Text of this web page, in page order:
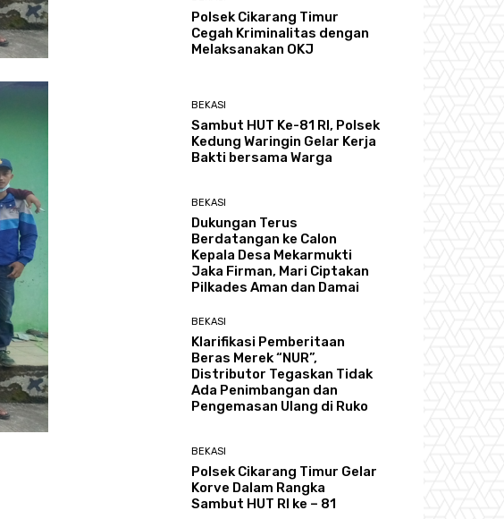
Polsek Cikarang Timur
Cegah Kriminalitas dengan
Melaksanakan OKJ
BEKASI
Sambut HUT Ke-81 RI, Polsek
Kedung Waringin Gelar Kerja
Bakti bersama Warga
BEKASI
Dukungan Terus
Berdatangan ke Calon
Kepala Desa Mekarmukti
Jaka Firman, Mari Ciptakan
Pilkades Aman dan Damai
BEKASI
Klarifikasi Pemberitaan
Beras Merek “NUR”,
Distributor Tegaskan Tidak
Ada Penimbangan dan
Pengemasan Ulang di Ruko
BEKASI
Polsek Cikarang Timur Gelar
Korve Dalam Rangka
Sambut HUT RI ke – 81